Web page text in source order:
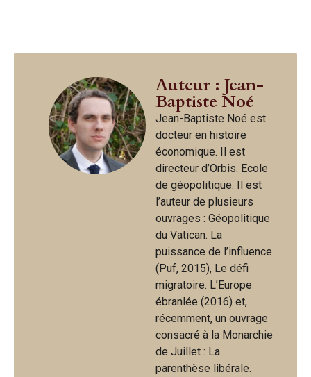
Auteur : Jean-
Baptiste Noé
Jean-Baptiste Noé est
docteur en histoire
économique. Il est
directeur d’Orbis. Ecole
de géopolitique. Il est
l’auteur de plusieurs
ouvrages : Géopolitique
du Vatican. La
puissance de l’influence
(Puf, 2015), Le défi
migratoire. L’Europe
ébranlée (2016) et,
récemment, un ouvrage
consacré à la Monarchie
de Juillet : La
parenthèse libérale.